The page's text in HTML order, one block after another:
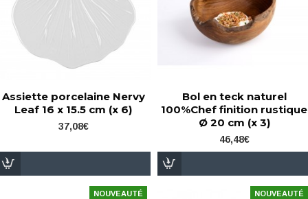
Assiette porcelaine Nervy
Leaf 16 x 15.5 cm (x 6)
37,08€
Bol en teck naturel
100%Chef finition rustique
Ø 20 cm (x 3)
46,48€
NOUVEAUTÉ NOUVEAUTÉ